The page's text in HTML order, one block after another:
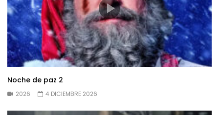
Noche de paz 2
2026 4 DICIEMBRE 2026